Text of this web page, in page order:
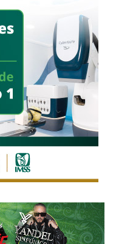
que comete el
de
intencionalmente en
de eludir el
prueba en contrario,
el deudor, sin causa
su único o